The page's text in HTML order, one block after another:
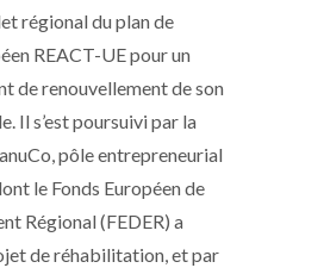
régional du plan de
REACT-UE pour un
de renouvellement de son
Il s’est poursuivi par la
pôle entrepreneurial
le Fonds Européen de
Régional (FEDER) a
de réhabilitation, et par